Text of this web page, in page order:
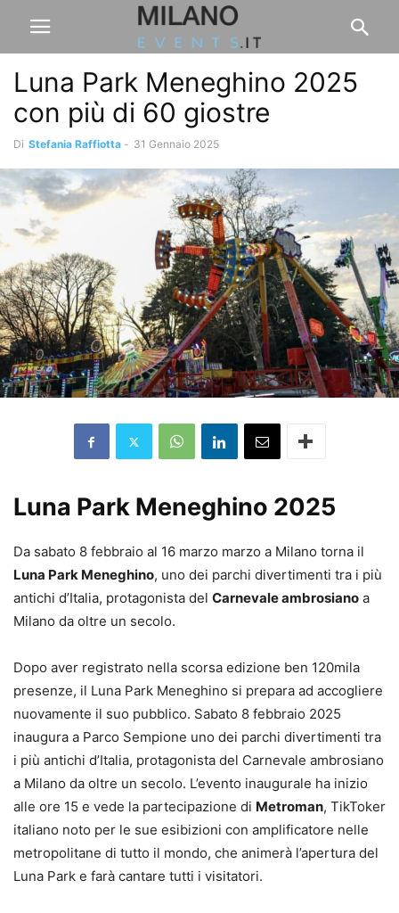
Luna Park Meneghino 2025
con più di 60 giostre
Di Stefania Raffiotta - 31 Gennaio 2025
Luna Park Meneghino 2025
Da sabato 8 febbraio al 16 marzo marzo a Milano torna il
Luna Park Meneghino, uno dei parchi divertimenti tra i più
antichi d’Italia, protagonista del Carnevale ambrosiano a
Milano da oltre un secolo.
Dopo aver registrato nella scorsa edizione ben 120mila
presenze, il Luna Park Meneghino si prepara ad accogliere
nuovamente il suo pubblico. Sabato 8 febbraio 2025
inaugura a Parco Sempione uno dei parchi divertimenti tra
i più antichi d’Italia, protagonista del Carnevale ambrosiano
a Milano da oltre un secolo. L’evento inaugurale ha inizio
alle ore 15 e vede la partecipazione di Metroman, TikToker
italiano noto per le sue esibizioni con amplificatore nelle
metropolitane di tutto il mondo, che animerà l’apertura del
Luna Park e farà cantare tutti i visitatori.